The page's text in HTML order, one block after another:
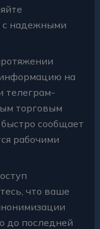
с надежными
на
телеграм-
торговым
сообщает
рабочими
что ваше
до последней